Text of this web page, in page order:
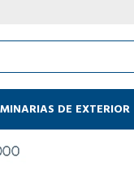
DE EXTERIOR